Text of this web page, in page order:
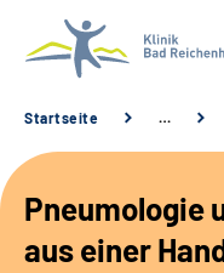
Behandlung
Klinik
Startseite …
Pneumologie
aus einer